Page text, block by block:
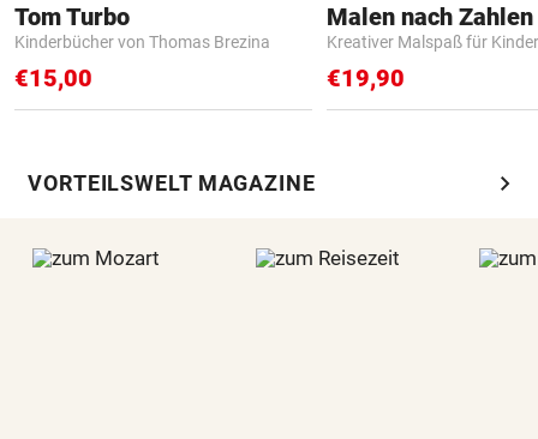
Tom Turbo
Kinderbücher von Thomas Brezina
€15,00
Kreativer Malspaß für Kinder
€19,90
VORTEILSWELT MAGAZINE chevron_right